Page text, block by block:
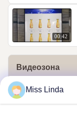
00:42
Видеозона
Все видео
Miss Linda